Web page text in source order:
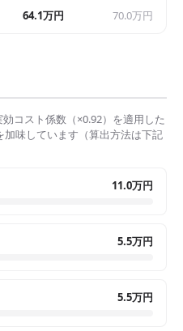
64.1万円 70.0万円
効コスト係数（×0.92）を適用した
味しています（算出方法は下記
11.0万円
5.5万円
5.5万円